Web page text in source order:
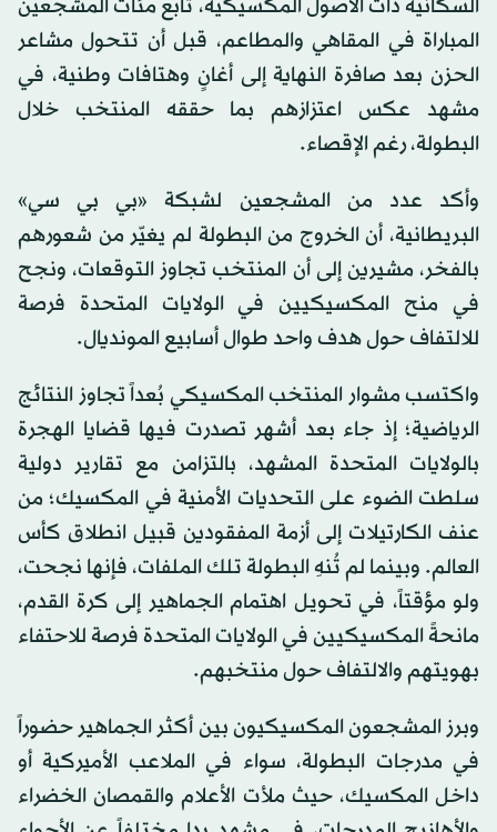
السكانية ذات الأصول المكسيكية، تابع مئات المشجعين
المباراة في المقاهي والمطاعم، قبل أن تتحول مشاعر
الحزن بعد صافرة النهاية إلى أغانٍ وهتافات وطنية، في
مشهد عكس اعتزازهم بما حققه المنتخب خلال
البطولة، رغم الإقصاء.
وأكد عدد من المشجعين لشبكة «بي بي سي»
البريطانية، أن الخروج من البطولة لم يغيّر من شعورهم
بالفخر، مشيرين إلى أن المنتخب تجاوز التوقعات، ونجح
في منح المكسيكيين في الولايات المتحدة فرصة
للالتفاف حول هدف واحد طوال أسابيع المونديال.
واكتسب مشوار المنتخب المكسيكي بُعداً تجاوز النتائج
الرياضية؛ إذ جاء بعد أشهر تصدرت فيها قضايا الهجرة
بالولايات المتحدة المشهد، بالتزامن مع تقارير دولية
سلطت الضوء على التحديات الأمنية في المكسيك؛ من
عنف الكارتيلات إلى أزمة المفقودين قبيل انطلاق كأس
العالم. وبينما لم تُنهِ البطولة تلك الملفات، فإنها نجحت،
ولو مؤقتاً، في تحويل اهتمام الجماهير إلى كرة القدم،
مانحةً المكسيكيين في الولايات المتحدة فرصة للاحتفاء
بهويتهم والالتفاف حول منتخبهم.
وبرز المشجعون المكسيكيون بين أكثر الجماهير حضوراً
في مدرجات البطولة، سواء في الملاعب الأميركية أو
داخل المكسيك، حيث ملأت الأعلام والقمصان الخضراء